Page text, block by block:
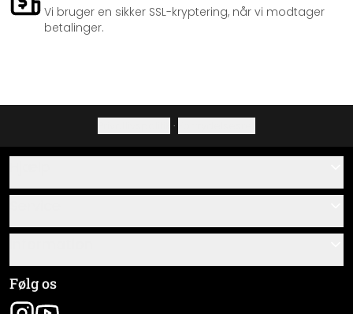
Vi bruger en sikker SSL-kryptering, når vi modtager
betalinger.
·
Om os
Monteringsvejledninger
Materialeoversigt
Almindelige forretningsbetingelser
Virksomhedsoplysninger
Følg os